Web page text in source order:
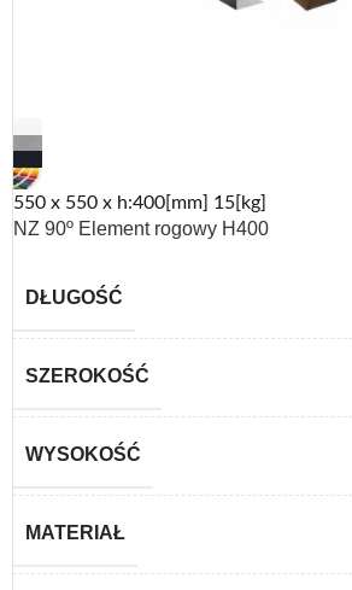
550 x 550 x h:400[mm] 15[kg]
NZ 90º Element rogowy H400
DŁUGOŚĆ
SZEROKOŚĆ
WYSOKOŚĆ
MATERIAŁ